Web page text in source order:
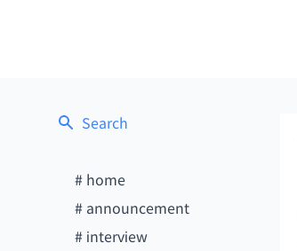
Search
# home
# announcement
# interview